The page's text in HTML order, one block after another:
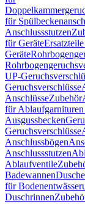
für
Anschlussstutzen
für Geräte
Geräte
UP-
Geruchsverschlüsse
AnschlüsseZubehör
für
Ausgussbecken
Geruchsverschlüsse
Anschlussbögen
Anschlussstutzen
Ablaufventile
Badewannen
für
Duschrinnen